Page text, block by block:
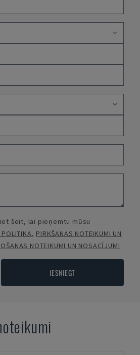
šeit, lai pieņemtu mūsu
POLITIKA, PIRKŠANAS NOTEIKUMI UN
NOTEIKUMI UN NOSACĪJUMI
IESNIEGT